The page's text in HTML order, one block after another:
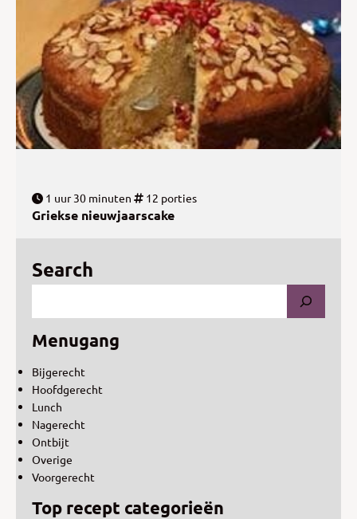
1 uur 30 minuten 12 porties
Griekse nieuwjaarscake
Search
Menugang
Bijgerecht
Hoofdgerecht
Lunch
Nagerecht
Ontbijt
Overige
Voorgerecht
Top recept categorieën